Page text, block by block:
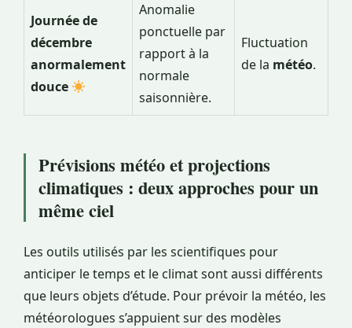
Journée de
décembre
anormalement
douce
Anomalie
ponctuelle par
rapport à la
normale
saisonnière.
Fluctuation
de la météo.
Prévisions météo et projections
climatiques : deux approches pour un
même ciel
Les outils utilisés par les scientifiques pour
anticiper le temps et le climat sont aussi différents
que leurs objets d’étude. Pour prévoir la météo, les
météorologues s’appuient sur des modèles